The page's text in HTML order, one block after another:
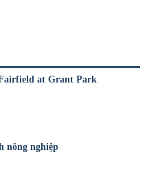
at Grant Park
nông nghiệp